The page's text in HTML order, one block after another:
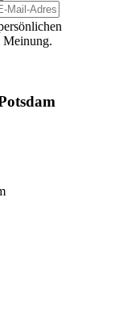
Meinung.